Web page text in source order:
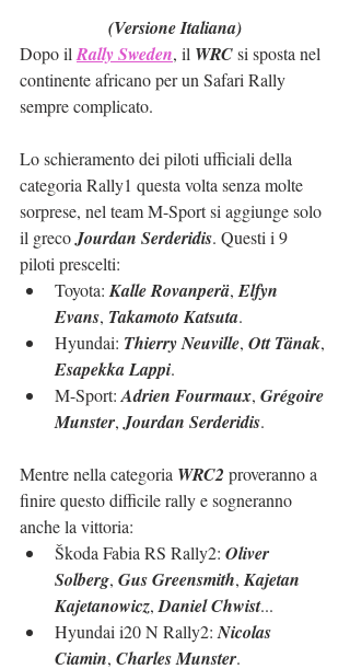
(Versione Italiana)
Dopo il Rally Sweden, il WRC si sposta nel
continente africano per un Safari Rally
sempre complicato.
Lo schieramento dei piloti ufficiali della
categoria Rally1 questa volta senza molte
sorprese, nel team M-Sport si aggiunge solo
il greco Jourdan Serderidis. Questi i 9
piloti prescelti:
Toyota: Kalle Rovanperä, Elfyn
Evans, Takamoto Katsuta.
Hyundai: Thierry Neuville, Ott Tänak,
Esapekka Lappi.
M-Sport: Adrien Fourmaux, Grégoire
Munster, Jourdan Serderidis.
Mentre nella categoria WRC2 proveranno a
finire questo difficile rally e sogneranno
anche la vittoria:
Škoda Fabia RS Rally2: Oliver
Solberg, Gus Greensmith, Kajetan
Kajetanowicz, Daniel Chwist...
Hyundai i20 N Rally2: Nicolas
Ciamin, Charles Munster.